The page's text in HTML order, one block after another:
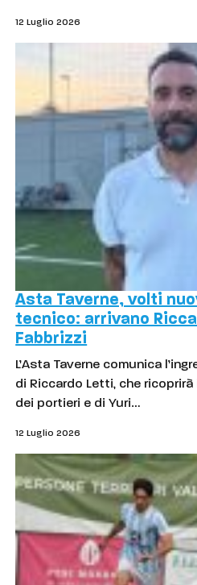
12 Luglio 2026
Asta Taverne, volti
tecnico: arrivano
Fabbrizzi
L’Asta Taverne comunica
di Riccardo Letti, che
dei portieri e di Yuri…
12 Luglio 2026